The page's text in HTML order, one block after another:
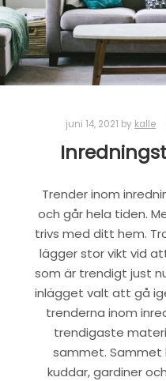
juni 14, 2021 by kalle
Trender inom
och går hela tiden.
trivs med ditt hem.
lägger stor vikt vid
som är trendigt just
inlägget valt att gå
trenderna inom
trendigaste
sammet. Sammet
kuddar, gardiner